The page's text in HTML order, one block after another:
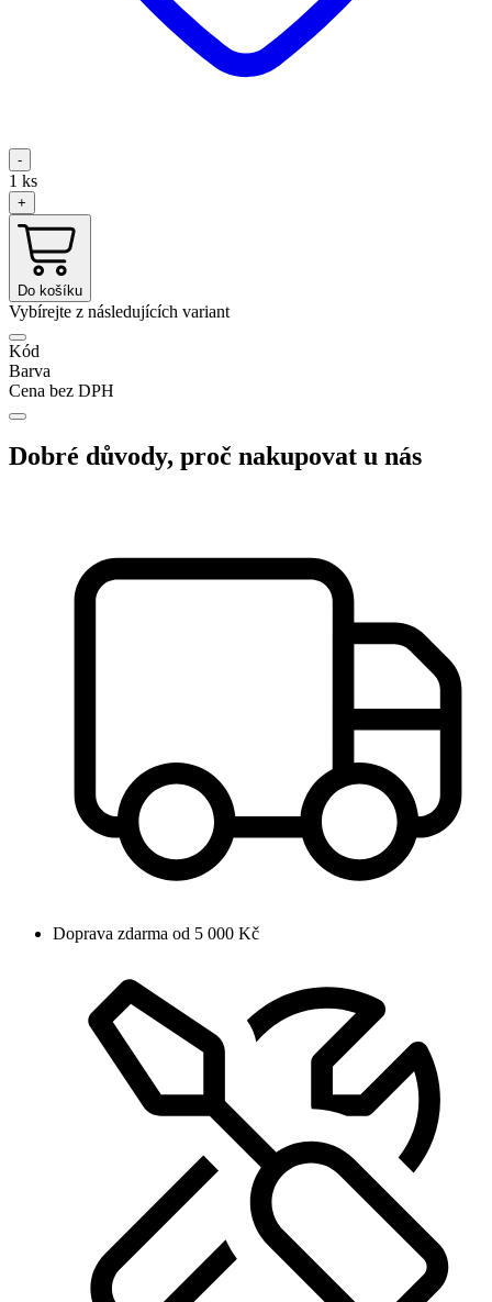
-
1 ks
+
Do košíku
Vybírejte z následujících variant
Kód
Barva
Cena bez DPH
Dobré důvody, proč nakupovat u nás
Doprava zdarma od 5 000 Kč